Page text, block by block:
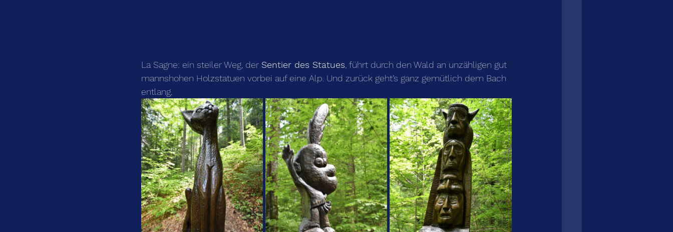
La Sagne: ein steiler Weg, der Sentier des Statues , führt durch den Wald an unzähligen gut
mannshohen Holzstatuen vorbei auf eine Alp. Und zurück geht’s ganz gemütlich dem Bach
entlang.